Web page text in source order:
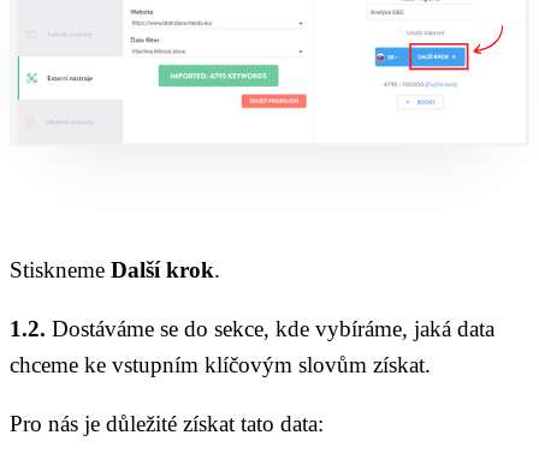
Stiskneme Další krok.
1.2. Dostáváme se do sekce, kde vybíráme, jaká data
chceme ke vstupním klíčovým slovům získat.
Pro nás je důležité získat tato data: